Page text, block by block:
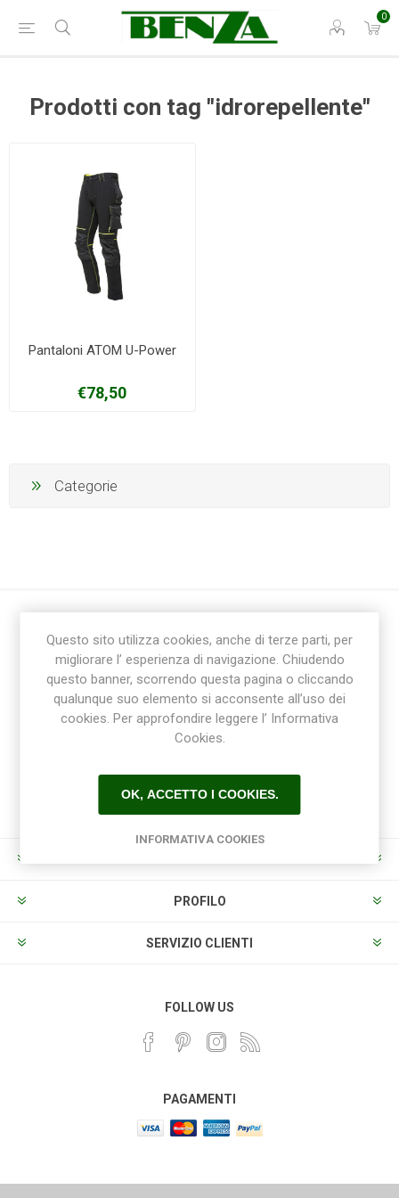
0
Prodotti con tag "idrorepellente"
Pantaloni ATOM U-Power
€78,50
Categorie
Ricevi la newsletter
PROFILO
SERVIZIO CLIENTI
FOLLOW US
PAGAMENTI
Questo sito utilizza cookies, anche di terze parti, per
migliorare l’ esperienza di navigazione. Chiudendo
questo banner, scorrendo questa pagina o cliccando
qualunque suo elemento si acconsente all’uso dei
cookies. Per approfondire leggere l’ Informativa
Cookies.
OK, ACCETTO I COOKIES.
INFORMATIVA COOKIES